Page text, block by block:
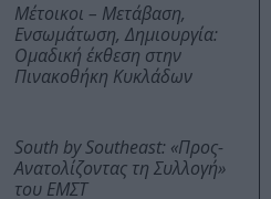
Μέτοικοι – Μετάβαση,
Ενσωμάτωση, Δημιουργία:
Ομαδική έκθεση στην
Πινακοθήκη Κυκλάδων
South by Southeast: «Προς-
Ανατολίζοντας τη Συλλογή»
του ΕΜΣΤ